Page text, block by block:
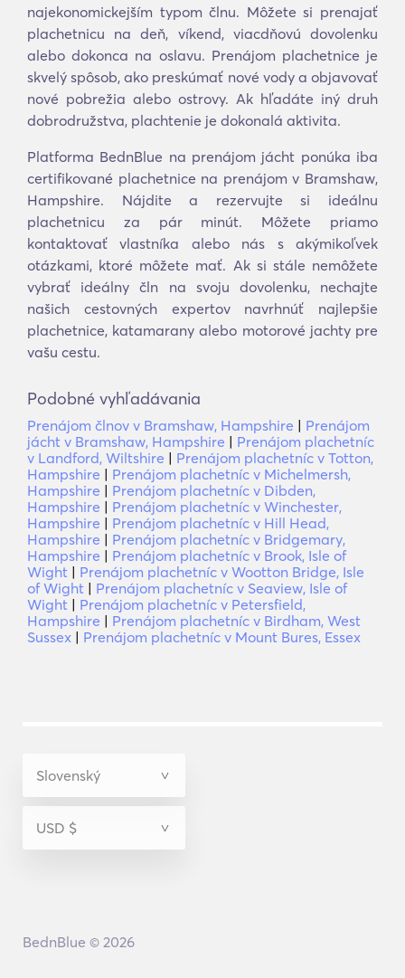
najekonomickejším typom člnu. Môžete si prenajať
plachetnicu na deň, víkend, viacdňovú dovolenku
alebo dokonca na oslavu. Prenájom plachetnice je
skvelý spôsob, ako preskúmať nové vody a objavovať
nové pobrežia alebo ostrovy. Ak hľadáte iný druh
dobrodružstva, plachtenie je dokonalá aktivita.
Platforma BednBlue na prenájom jácht ponúka iba
certifikované plachetnice na prenájom v Bramshaw,
Hampshire. Nájdite a rezervujte si ideálnu
plachetnicu za pár minút. Môžete priamo
kontaktovať vlastníka alebo nás s akýmikoľvek
otázkami, ktoré môžete mať. Ak si stále nemôžete
vybrať ideálny čln na svoju dovolenku, nechajte
našich cestovných expertov navrhnúť najlepšie
plachetnice, katamarany alebo motorové jachty pre
vašu cestu.
Podobné vyhľadávania
Prenájom člnov v Bramshaw, Hampshire | Prenájom
jácht v Bramshaw, Hampshire | Prenájom plachetníc
v Landford, Wiltshire | Prenájom plachetníc v Totton,
Hampshire | Prenájom plachetníc v Michelmersh,
Hampshire | Prenájom plachetníc v Dibden,
Hampshire | Prenájom plachetníc v Winchester,
Hampshire | Prenájom plachetníc v Hill Head,
Hampshire | Prenájom plachetníc v Bridgemary,
Hampshire | Prenájom plachetníc v Brook, Isle of
Wight | Prenájom plachetníc v Wootton Bridge, Isle
of Wight | Prenájom plachetníc v Seaview, Isle of
Wight | Prenájom plachetníc v Petersfield,
Hampshire | Prenájom plachetníc v Birdham, West
Sussex | Prenájom plachetníc v Mount Bures, Essex
BednBlue © 2026